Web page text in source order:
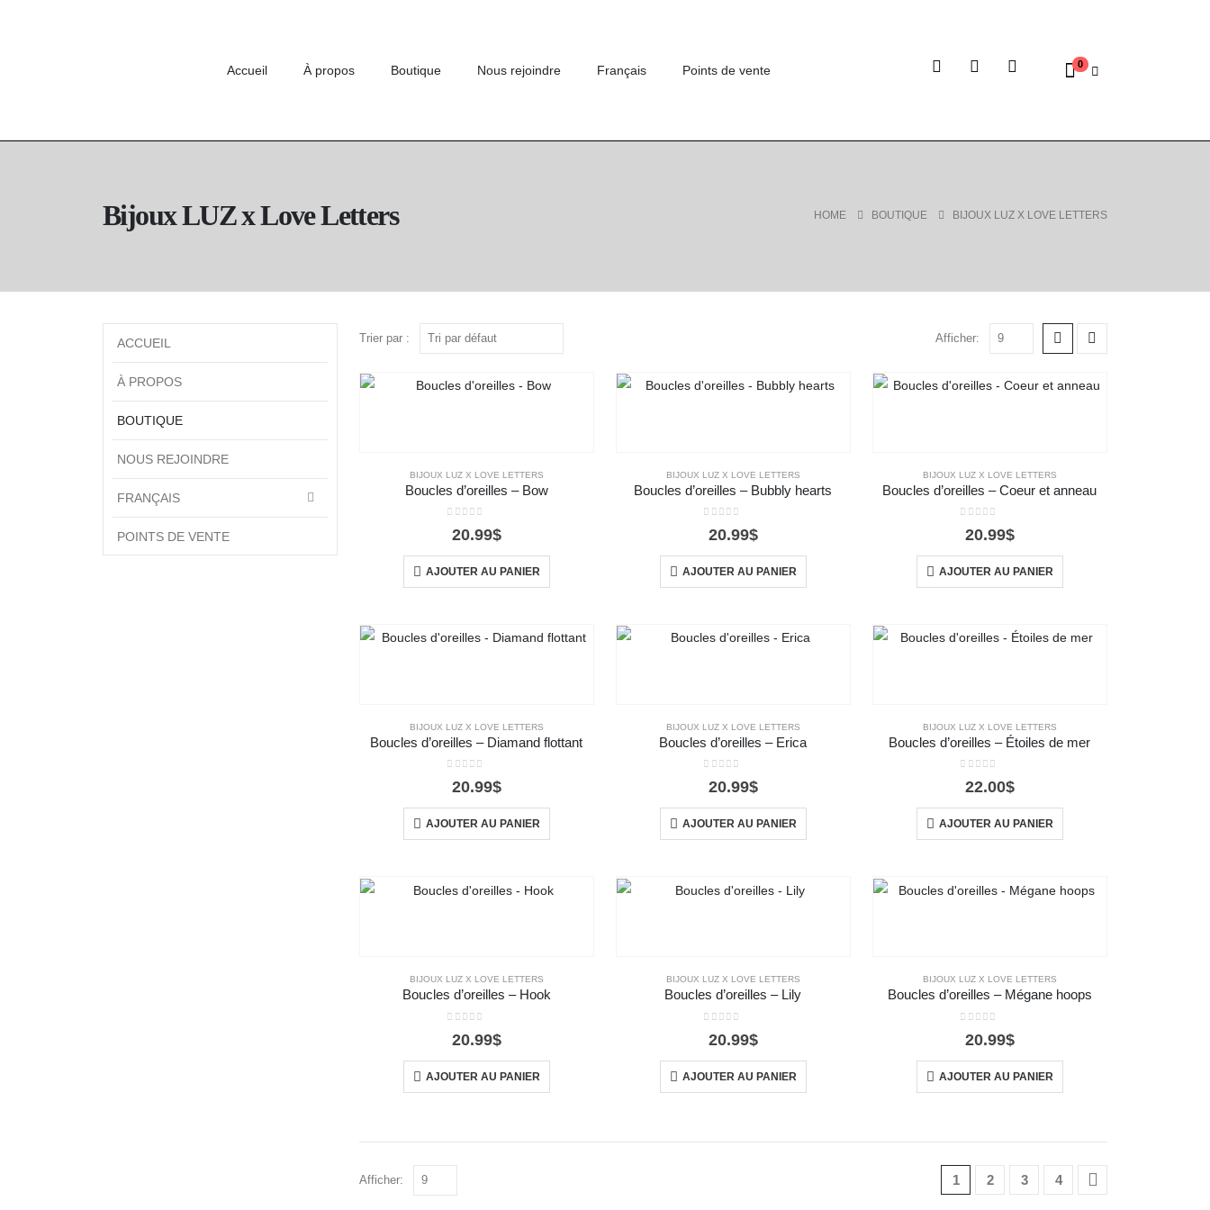
Accueil À propos Boutique Nous rejoindre Français Points de vente 0
Bijoux LUZ x Love Letters HOME BOUTIQUE BIJOUX LUZ X LOVE LETTERS
Trier par : Afficher:
BIJOUX LUZ X LOVE LETTERS
Boucles d’oreilles – Bow
out of 5
20.99$
AJOUTER AU PANIER
BIJOUX LUZ X LOVE LETTERS
Boucles d’oreilles – Bubbly hearts
out of 5
20.99$
AJOUTER AU PANIER
BIJOUX LUZ X LOVE LETTERS
Boucles d’oreilles – Coeur et anneau
out of 5
20.99$
AJOUTER AU PANIER
BIJOUX LUZ X LOVE LETTERS
Boucles d’oreilles – Diamand flottant
out of 5
20.99$
AJOUTER AU PANIER
BIJOUX LUZ X LOVE LETTERS
Boucles d’oreilles – Erica
out of 5
20.99$
AJOUTER AU PANIER
BIJOUX LUZ X LOVE LETTERS
Boucles d’oreilles – Étoiles de mer
out of 5
22.00$
AJOUTER AU PANIER
BIJOUX LUZ X LOVE LETTERS
Boucles d’oreilles – Hook
20.99$
AJOUTER AU PANIER
BIJOUX LUZ X LOVE LETTERS
Boucles d’oreilles – Lily
20.99$
AJOUTER AU PANIER
BIJOUX LUZ X LOVE LETTERS
Boucles d’oreilles – Mégane hoops
20.99$
AJOUTER AU PANIER
Afficher: 1 2 3 4
ACCUEIL
À PROPOS
BOUTIQUE
NOUS REJOINDRE
FRANÇAIS
POINTS DE VENTE